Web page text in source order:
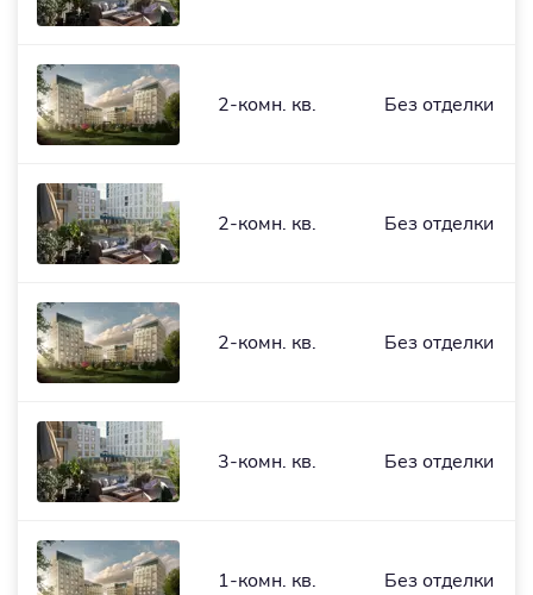
2-комн. кв. Без отделки
2-комн. кв. Без отделки
2-комн. кв. Без отделки
3-комн. кв. Без отделки
1-комн. кв. Без отделки